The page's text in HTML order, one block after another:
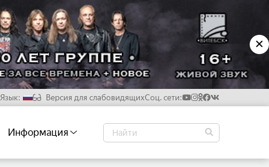
✕
Язык: Версия для слабовидящихСоц. сети:
Информация